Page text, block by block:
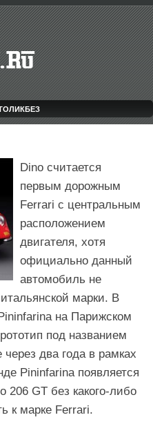
Dino считается
первым дорожным
Ferrari с центральным
расположением
двигателя, хотя
официально данный
автомобиль не
марки. В
на Парижском
под названием
два года в рамках
Pininfarina появляется
206 GT без какого-либо
к марке Ferrari.